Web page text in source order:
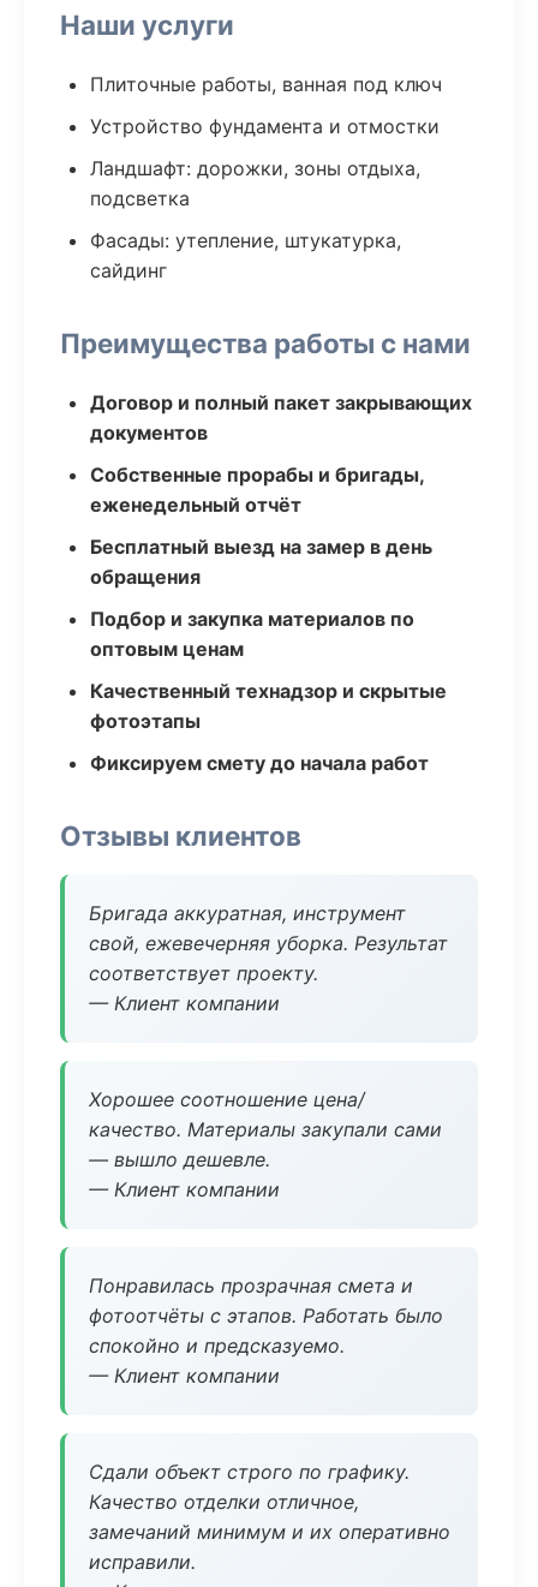
Наши услуги
Плиточные работы, ванная под ключ
Устройство фундамента и отмостки
Ландшафт: дорожки, зоны отдыха,
подсветка
Фасады: утепление, штукатурка,
сайдинг
Преимущества работы с нами
Договор и полный пакет закрывающих
документов
Собственные прорабы и бригады,
еженедельный отчёт
Бесплатный выезд на замер в день
обращения
Подбор и закупка материалов по
оптовым ценам
Качественный технадзор и скрытые
фотоэтапы
Фиксируем смету до начала работ
Отзывы клиентов
Бригада аккуратная, инструмент
свой, ежевечерняя уборка. Результат
соответствует проекту.
— Клиент компании
Хорошее соотношение цена/
качество. Материалы закупали сами
— вышло дешевле.
— Клиент компании
Понравилась прозрачная смета и
фотоотчёты с этапов. Работать было
спокойно и предсказуемо.
— Клиент компании
Сдали объект строго по графику.
Качество отделки отличное,
замечаний минимум и их оперативно
исправили.